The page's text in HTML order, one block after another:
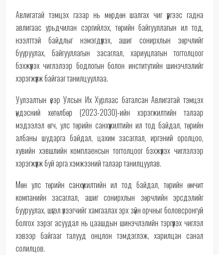
Авлигатай тэмцэх газар нь мөрдөн шалгах чиг үүргээс гадна
авлигаас урьдчилан сэргийлэх, төрийн байгууллагын ил тод,
нээлттэй байдлыг нэмэгдүүлэх, ашиг сонирхлын зөрчлийг
бууруулах, байгууллагын засаглал, хариуцлагын тогтолцоог
бэхжүүлэх чиглэлээр бодлогын болон институтийн шинэчлэлийг
хэрэгжүүлж байгааг танилцууллаа.
Уулзалтын үеэр Улсын Их Хурлаас баталсан Авлигатай тэмцэх
үндэсний хөтөлбөр (2023-2030)-ийн хэрэгжилтийн талаар
мэдээлэл өгч, улс төрийн санхүүжилтийн ил тод байдал, төрийн
албаны шударга байдал, цахим засаглал, иргэний оролцоо,
хувийн хэвшлийн комплаенсын тогтолцоог бэхжүүлэх чиглэлээр
хэрэгжүүлж буй арга хэмжээний талаар танилцуулав.
Мөн улс төрийн санхүүжилтийн ил тод байдал, төрийн өмчит
компанийн засаглал, ашиг сонирхлын зөрчлийн эрсдэлийг
бууруулах, шүгэл үлээгчийг хамгаалах эрх зүйн орчныг боловсронгуй
болгох зэрэг асуудал нь цаашдын шинэчлэлийн тэргүүлэх чиглэл
хэвээр байгааг талууд онцлон тэмдэглэж, харилцан санал
солилцов.